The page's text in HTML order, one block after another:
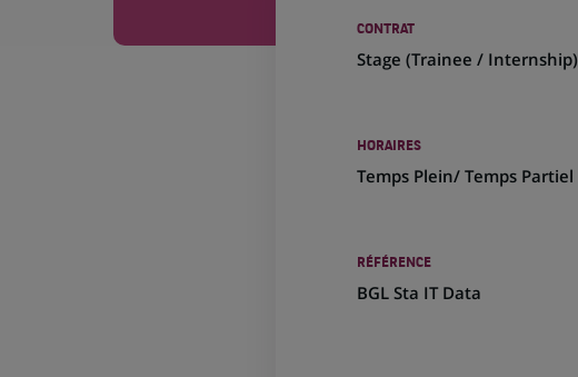
CONTRAT
Stage (Trainee / Internship)
HORAIRES
Temps Plein/ Temps Partiel
RÉFÉRENCE
BGL Sta IT Data